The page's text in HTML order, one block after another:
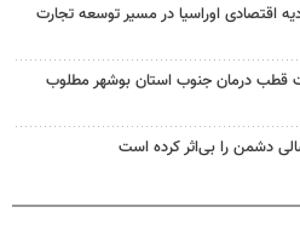
اقتصادی اوراسیا در مسیر توسعه تجارت
قطب درمان جنوب استان بوشهر مطلوب
دشمن را بی‌اثر کرده است